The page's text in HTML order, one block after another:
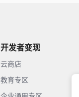
开发者变现
云商店
教育专区